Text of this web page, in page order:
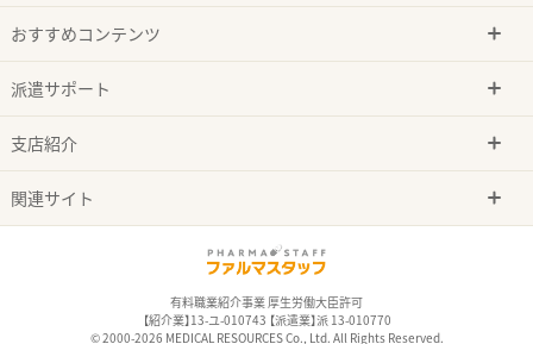
おすすめコンテンツ
派遣サポート
支店紹介
関連サイト
有料職業紹介事業 厚生労働大臣許可
【紹介業】13-ユ-010743 【派遣業】派 13-010770
© 2000-2026 MEDICAL RESOURCES Co., Ltd. All Rights Reserved.